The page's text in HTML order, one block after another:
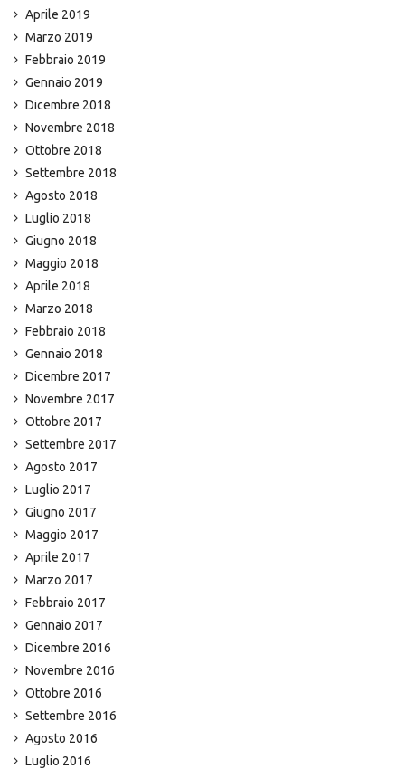
Aprile 2019
Marzo 2019
Febbraio 2019
Gennaio 2019
Dicembre 2018
Novembre 2018
Ottobre 2018
Settembre 2018
Agosto 2018
Luglio 2018
Giugno 2018
Maggio 2018
Aprile 2018
Marzo 2018
Febbraio 2018
Gennaio 2018
Dicembre 2017
Novembre 2017
Ottobre 2017
Settembre 2017
Agosto 2017
Luglio 2017
Giugno 2017
Maggio 2017
Aprile 2017
Marzo 2017
Febbraio 2017
Gennaio 2017
Dicembre 2016
Novembre 2016
Ottobre 2016
Settembre 2016
Agosto 2016
Luglio 2016